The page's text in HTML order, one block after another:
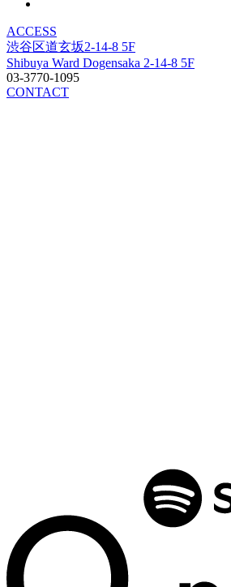
ACCESS
渋谷区道玄坂2-14-8 5F
Shibuya Ward Dogensaka 2-14-8 5F
03-3770-1095
CONTACT